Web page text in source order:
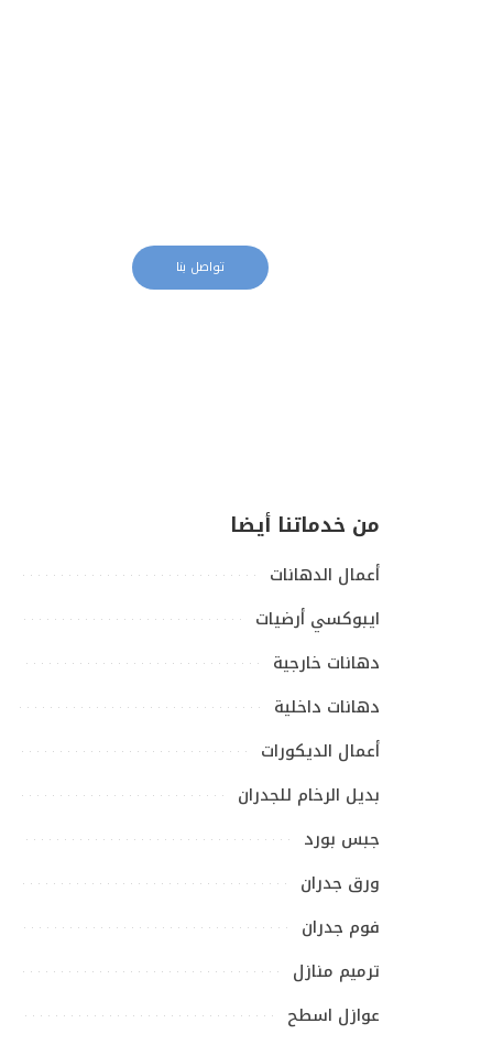
تواصل بنا
من خدماتنا أيضا
أعمال الدهانات
ايبوكسي أرضيات
دهانات خارجية
دهانات داخلية
أعمال الديكورات
بديل الرخام للجدران
جبس بورد
ورق جدران
فوم جدران
ترميم منازل
عوازل اسطح